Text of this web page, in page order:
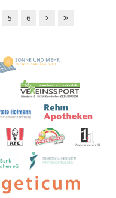
5 6